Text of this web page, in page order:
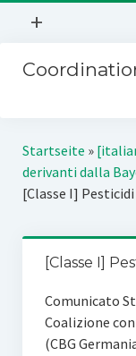
Menü
+
Mitmachen
Über uns
Kontakt
Impressum
Störfälle
Kampagnen
BAYER-
Jahrestagung
SPENDEN
Startseite »
derivanti dalla
[Classe I] Pesticidi
[Classe I]
Comunicato
Coalizione
(CBG